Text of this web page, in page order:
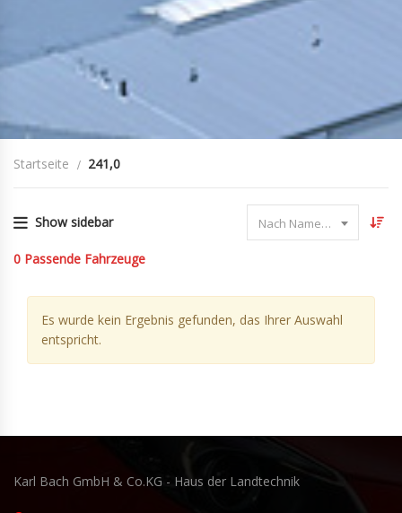
Startseite 241,0
Show sidebar Nach Name sortieren
0 Passende Fahrzeuge
Es wurde kein Ergebnis gefunden, das Ihrer Auswahl
entspricht.
Karl Bach GmbH & Co.KG - Haus der Landtechnik